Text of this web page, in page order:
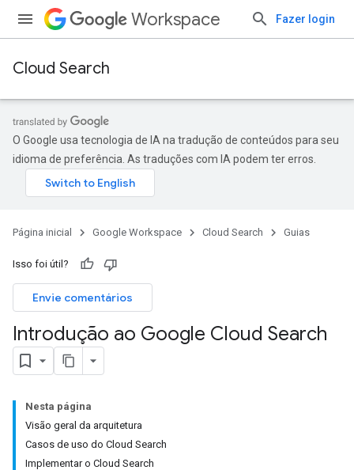
Workspace Fazer login
Cloud Search
O Google usa tecnologia de IA na tradução de conteúdos para seu
idioma de preferência. As traduções com IA podem ter erros.
Página inicial Google Workspace Cloud Search Guias
Isso foi útil?
Envie comentários
Introdução ao Google Cloud Search
Nesta página
Visão geral da arquitetura
Casos de uso do Cloud Search
Implementar o Cloud Search